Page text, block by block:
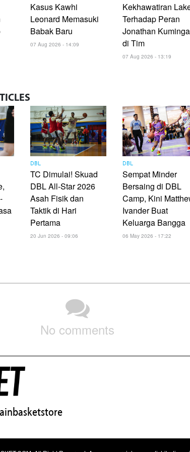
Kasus Kawhi
Leonard Memasuki
Babak Baru
07 Aug 2026 - 14:09
Kekhawatiran
Terhadap Peran
Jonathan Kuminga
di Tim
07 Aug 2026 - 13:19
DBL
TC Dimulai! Skuad
DBL All-Star 2026
Asah Fisik dan
Taktik di Hari
Pertama
20 Jun 2026 - 09:06
DBL
Sempat Minder
Bersaing di DBL
Camp, Kini
Ivander Buat
Keluarga Bangga
06 May 2026 - 17:22
No comments